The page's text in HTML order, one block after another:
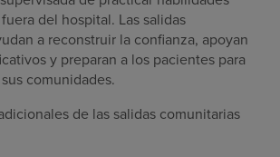
del hospital. Las salidas
a reconstruir la confianza, apoyan
y preparan a los pacientes para
comunidades.
de las salidas comunitarias